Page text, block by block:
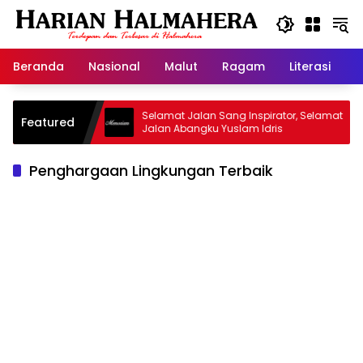
Langsung
Beranda
Nasional Malut Ragam Literasi
Featured
Warisan
Selamat Jalan Sang Inspirator, Selamat
Jalan Abangku Yuslam Idris
Penghargaan Lingkungan Terbaik